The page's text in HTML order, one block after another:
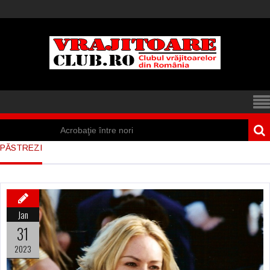
Acrobaţie între nori
Marea vânătoare
de vrăjitoare din
Suedia
Vrăjitoare
PĂSTREZI
Jan
31
2023